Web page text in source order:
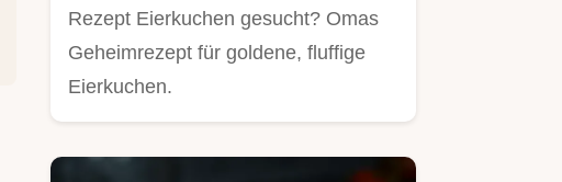
Rezept Eierkuchen gesucht? Omas
Geheimrezept für goldene, fluffige
Eierkuchen.